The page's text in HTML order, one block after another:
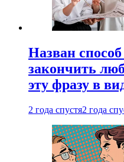
Назван
закончить
эту фразу в
2 года спустя2 года